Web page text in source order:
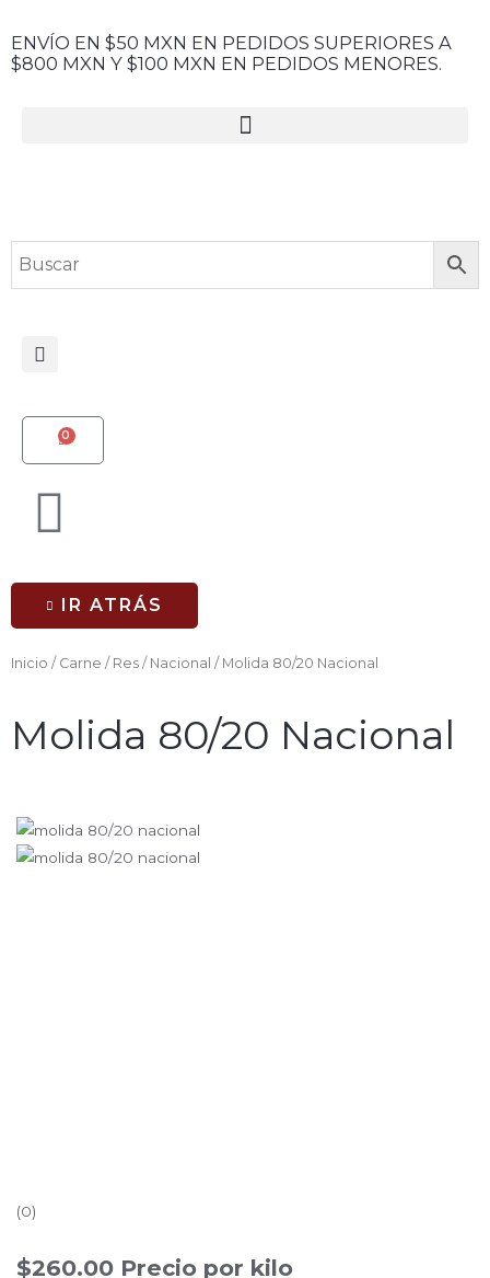
contenido
ENVÍO EN $50 MXN EN PEDIDOS SUPERIORES A
$800 MXN Y $100 MXN EN PEDIDOS MENORES.
Menu
Search
0CART
IR ATRÁS
Inicio / Carne / Res / Nacional / Molida 80/20 Nacional
Molida 80/20 Nacional
(0)
$260.00 Precio por kilo